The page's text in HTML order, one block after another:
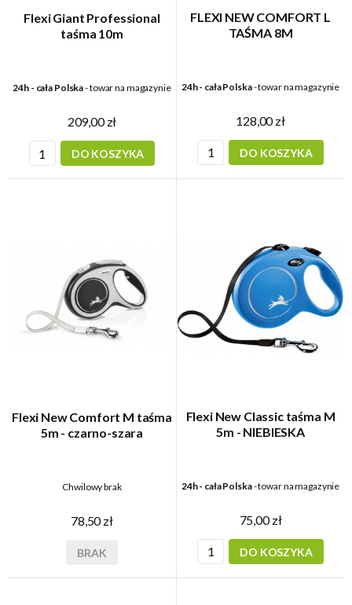
Flexi Giant Professional
taśma 10m
24h - cała Polska- towar na magazynie
209,00 zł
DO KOSZYKA
FLEXI NEW COMFORT L
TAŚMA 8M
24h - cała Polska- towar na magazynie
128,00 zł
DO KOSZYKA
Flexi New Comfort M taśma
5m - czarno-szara
Chwilowy brak
78,50 zł
BRAK
Flexi New Classic taśma M
5m - NIEBIESKA
24h - cała Polska- towar na magazynie
75,00 zł
DO KOSZYKA